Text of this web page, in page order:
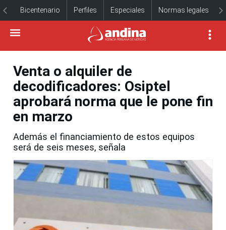
Bicentenario Perfiles Especiales Normas legales
Venta o alquiler de
decodificadores: Osiptel
aprobará norma que le pone fin
en marzo
Además el financiamiento de estos equipos
será de seis meses, señala